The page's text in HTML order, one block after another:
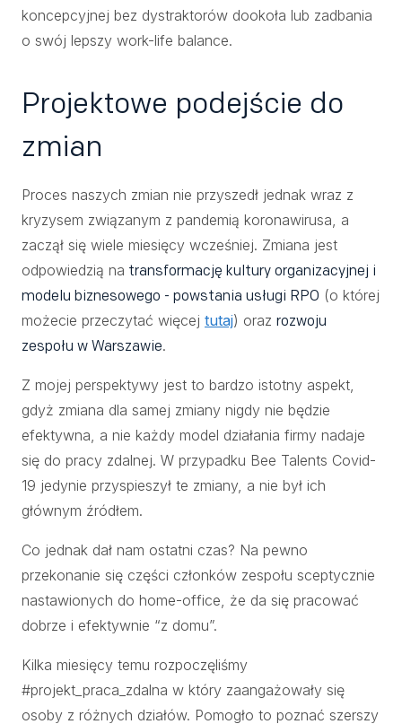
koncepcyjnej bez dystraktorów dookoła lub zadbania
o swój lepszy work-life balance.
Projektowe podejście do
zmian
Proces naszych zmian nie przyszedł jednak wraz z
kryzysem związanym z pandemią koronawirusa, a
zaczął się wiele miesięcy wcześniej. Zmiana jest
odpowiedzią na transformację kultury organizacyjnej i
modelu biznesowego - powstania usługi RPO (o której
możecie przeczytać więcej tutaj) oraz rozwoju
zespołu w Warszawie.
Z mojej perspektywy jest to bardzo istotny aspekt,
gdyż zmiana dla samej zmiany nigdy nie będzie
efektywna, a nie każdy model działania firmy nadaje
się do pracy zdalnej. W przypadku Bee Talents Covid-
19 jedynie przyspieszył te zmiany, a nie był ich
głównym źródłem.
Co jednak dał nam ostatni czas? Na pewno
przekonanie się części członków zespołu sceptycznie
nastawionych do home-office, że da się pracować
dobrze i efektywnie “z domu”.
Kilka miesięcy temu rozpoczęliśmy
#projekt_praca_zdalna w który zaangażowały się
osoby z różnych działów. Pomogło to poznać szerszy